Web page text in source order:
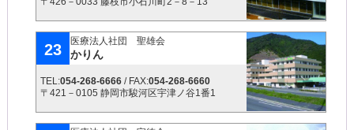
23 医療法人社団 聖雄会
かりん
TEL:054-268-6666/ FAX:054-268-6660
〒421－0105 静岡市駿河区宇津ノ谷1番1